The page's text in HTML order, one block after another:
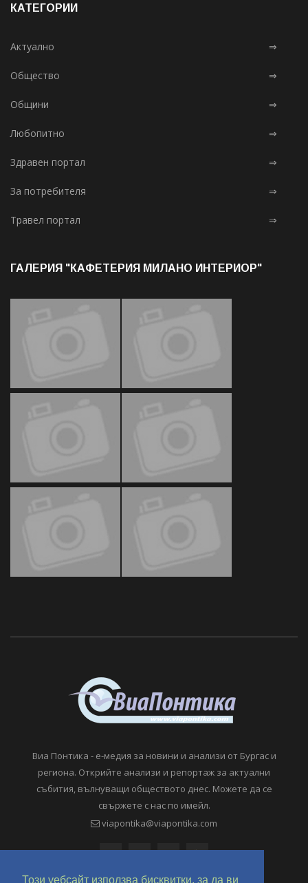
Този уебсайт използва бисквитки, за да ви
КАТЕГОРИИ
Актуално ⇒
Общество ⇒
Общини ⇒
Любопитно ⇒
Здравен портал ⇒
За потребителя ⇒
Травел портал ⇒
ГАЛЕРИЯ "КАФЕТЕРИЯ МИЛАНО ИНТЕРИОР"
Виа Понтика - е-медия за новини и анализи от Бургас и
региона. Открийте анализи и репортаж за актуални
събития, вълнуващи обществото днес. Можете да се
свържете с нас по имейл.
viapontika@viapontika.com